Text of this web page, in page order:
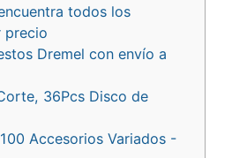
todos los
precio
Dremel con envío a
36Pcs Disco de
Accesorios Variados -